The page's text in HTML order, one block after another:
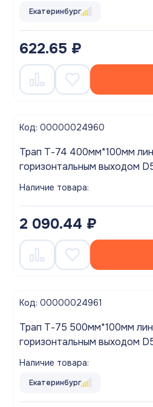
Екатеринбург
622.65 ₽
Код: 00000024960
Трап Т-74 400мм*100мм
горизонтальным выходом
вертикальными полосами
Наличие товара:
2 090.44 ₽
Код: 00000024961
Трап Т-75 500мм*100мм
горизонтальным выходом
вертикальными полосами
Наличие товара:
Екатеринбург